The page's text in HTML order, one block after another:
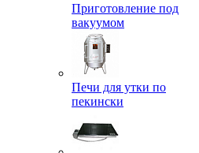
Приготовление под
вакуумом
Печи для утки по
пекински